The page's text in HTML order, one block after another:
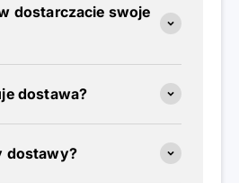
dostarczacie swoje
dostawa?
dostawy?